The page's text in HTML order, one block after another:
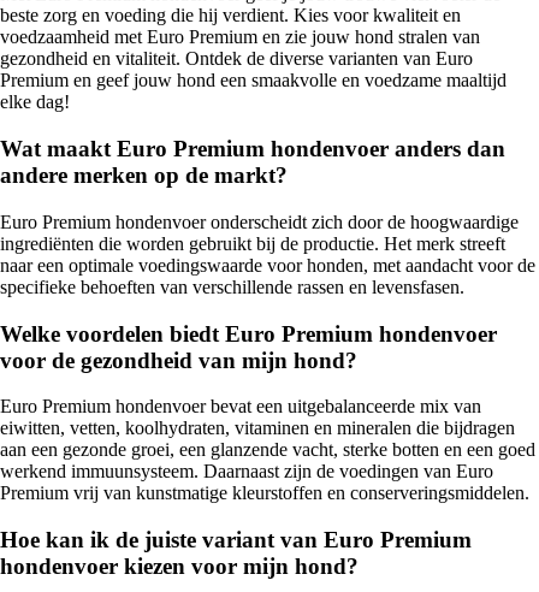
beste zorg en voeding die hij verdient. Kies voor kwaliteit en
voedzaamheid met Euro Premium en zie jouw hond stralen van
gezondheid en vitaliteit. Ontdek de diverse varianten van Euro
Premium en geef jouw hond een smaakvolle en voedzame maaltijd
elke dag!
Wat maakt Euro Premium hondenvoer anders dan
andere merken op de markt?
Euro Premium hondenvoer onderscheidt zich door de hoogwaardige
ingrediënten die worden gebruikt bij de productie. Het merk streeft
naar een optimale voedingswaarde voor honden, met aandacht voor de
specifieke behoeften van verschillende rassen en levensfasen.
Welke voordelen biedt Euro Premium hondenvoer
voor de gezondheid van mijn hond?
Euro Premium hondenvoer bevat een uitgebalanceerde mix van
eiwitten, vetten, koolhydraten, vitaminen en mineralen die bijdragen
aan een gezonde groei, een glanzende vacht, sterke botten en een goed
werkend immuunsysteem. Daarnaast zijn de voedingen van Euro
Premium vrij van kunstmatige kleurstoffen en conserveringsmiddelen.
Hoe kan ik de juiste variant van Euro Premium
hondenvoer kiezen voor mijn hond?